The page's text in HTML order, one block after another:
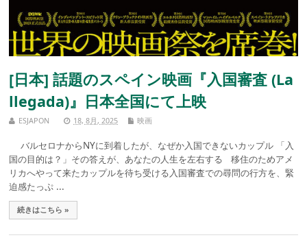
[日本] 話題のスペイン映画『入国審査 (La
llegada)』日本全国にて上映
ESJAPON 18, 8月, 2025 映画
バルセロナからNYに到着したが、なぜか入国できないカップル 「入
国の目的は？」その答えが、あなたの人生を左右する 移住のためアメ
リカへやって来たカップルを待ち受ける入国審査での尋問の行方を、緊
迫感たっぷ ...
続きはこちら »